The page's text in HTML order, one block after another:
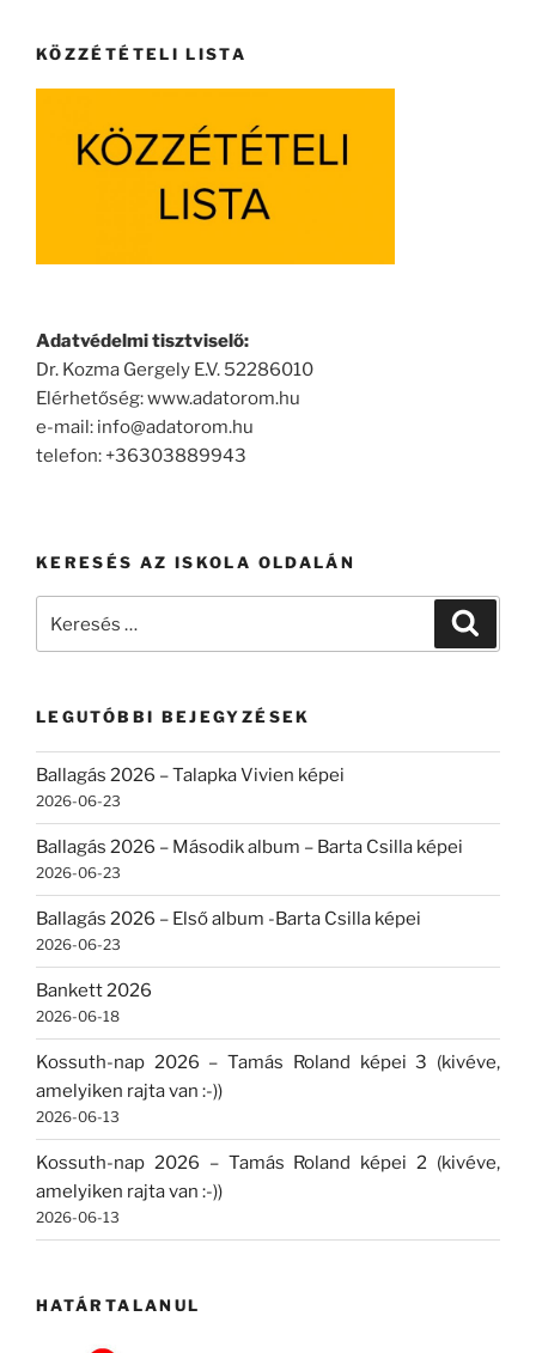
KÖZZÉTÉTELI LISTA
Adatvédelmi tisztviselő:
Dr. Kozma Gergely E.V. 52286010
Elérhetőség: www.adatorom.hu
e-mail: info@adatorom.hu
telefon: +36303889943
KERESÉS AZ ISKOLA OLDALÁN
LEGUTÓBBI BEJEGYZÉSEK
Ballagás 2026 – Talapka Vivien képei
2026-06-23
Ballagás 2026 – Második album – Barta Csilla képei
2026-06-23
Ballagás 2026 – Első album -Barta Csilla képei
2026-06-23
Bankett 2026
2026-06-18
Kossuth-nap 2026 – Tamás Roland képei 3 (kivéve,
amelyiken rajta van :-))
2026-06-13
Kossuth-nap 2026 – Tamás Roland képei 2 (kivéve,
amelyiken rajta van :-))
2026-06-13
HATÁRTALANUL